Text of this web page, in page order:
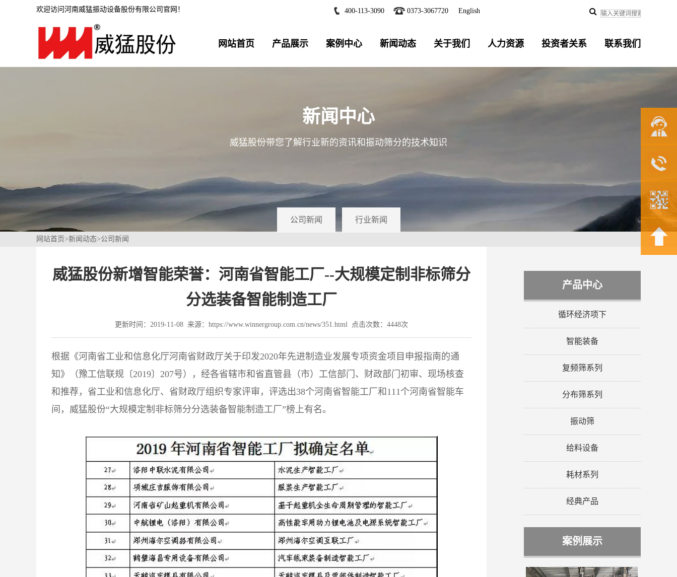
欢迎访问河南威猛振动设备股份有限公司官网！ 400-113-3090 0373-3067720 English
网站首页 产品展示 案例中心 新闻动态 关于我们 人力资源 投资者关系 联系我们
新闻中心
威猛股份带您了解行业新的资讯和振动筛分的技术知识
公司新闻 行业新闻
网站首页>新闻动态>公司新闻
威猛股份新增智能荣誉：河南省智能工厂--大规模定制非标筛分
分选装备智能制造工厂
更新时间：2019-11-08 来源：https://www.winnergroup.com.cn/news/351.html 点击次数：4448次
根据《河南省工业和信息化厅河南省财政厅关于印发2020年先进制造业发展专项资金项目申报指南的通
知》（豫工信联规〔2019〕207号），经各省辖市和省直管县（市）工信部门、财政部门初审、现场核查
和推荐，省工业和信息化厅、省财政厅组织专家评审，评选出38个河南省智能工厂和111个河南省智能车
间， 威猛股份“大规模定制非标筛分分选装备智能制造工厂”榜上有名。
产品中心
循环经济项下
智能装备
复频筛系列
分布筛系列
振动筛
给料设备
耗材系列
经典产品
案例展示
联系我们